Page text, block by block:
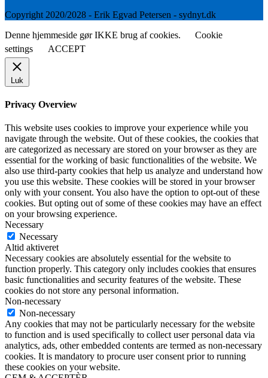
Copyright 2020/2028 - Erik Egvad Petersen - sydnyt.dk
Denne hjemmeside gør IKKE brug af cookies.
Cookie
settings
ACCEPT
Luk
Privacy Overview
This website uses cookies to improve your experience while you
navigate through the website. Out of these cookies, the cookies that
are categorized as necessary are stored on your browser as they are
essential for the working of basic functionalities of the website. We
also use third-party cookies that help us analyze and understand how
you use this website. These cookies will be stored in your browser
only with your consent. You also have the option to opt-out of these
cookies. But opting out of some of these cookies may have an effect
on your browsing experience.
Necessary
Necessary
Altid aktiveret
Necessary cookies are absolutely essential for the website to
function properly. This category only includes cookies that ensures
basic functionalities and security features of the website. These
cookies do not store any personal information.
Non-necessary
Non-necessary
Any cookies that may not be particularly necessary for the website
to function and is used specifically to collect user personal data via
analytics, ads, other embedded contents are termed as non-necessary
cookies. It is mandatory to procure user consent prior to running
these cookies on your website.